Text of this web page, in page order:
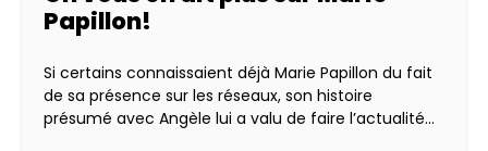
Papillon!
Si certains connaissaient déjà Marie Papillon du fait
de sa présence sur les réseaux, son histoire
présumé avec Angèle lui a valu de faire l’actualité